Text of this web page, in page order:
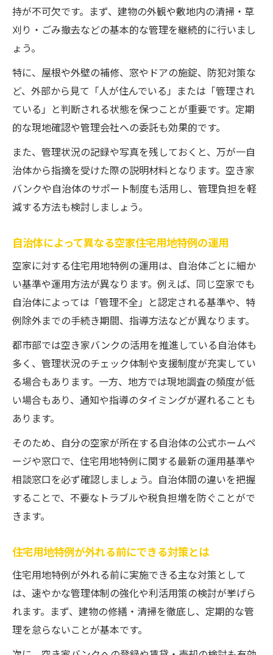
持が不可欠です。まず、建物の外観や敷地内の清掃・草
刈り・ごみ撤去などの基本的な管理を継続的に行いまし
ょう。
特に、屋根や外壁の補修、窓やドアの施錠、防犯対策な
ど、外部から見て「人が住んでいる」または「管理され
ている」と判断される状態を保つことが重要です。定期
的な現地確認や管理会社への委託も効果的です。
また、管理状況の記録や写真を残しておくと、万が一自
治体から指摘を受けた際の説明材料となります。空き家
バンクや自治体のサポート制度も活用し、管理負担を軽
減する方法も検討しましょう。
自治体によって異なる空家住宅用地特例の運用
空家に対する住宅用地特例の運用は、自治体ごとに細か
い基準や運用方法が異なります。例えば、同じ空家でも
自治体によっては「管理不全」と認定される基準や、特
例除外までの手続き期間、指導方法などが異なります。
都市部では空き家バンクの活用を推進している自治体も
多く、管理状況のチェック体制や支援制度が充実してい
る場合もあります。一方、地方では現地調査の頻度が低
い場合もあり、通知や指導のタイミングが遅れることも
あります。
そのため、自分の空家が所在する自治体の公式ホームペ
ージや窓口で、住宅用地特例に関する最新の運用基準や
相談窓口を必ず確認しましょう。自治体間の違いを把握
することで、不要なトラブルや税負担増を防ぐことがで
きます。
住宅用地特例が外れる前にできる対策とは
住宅用地特例が外れる前に実施できる主な対策として
は、速やかな管理体制の強化や利活用策の検討が挙げら
れます。まず、建物の修繕・清掃を徹底し、定期的な管
理を怠らないことが基本です。